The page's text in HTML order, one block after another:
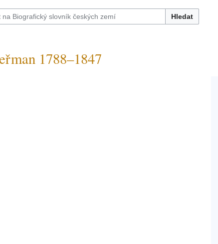
Hledat
1788–1847